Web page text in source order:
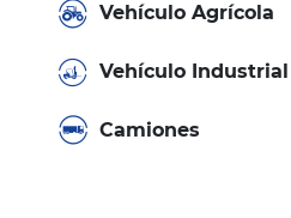
Vehículo Agrícola
Vehículo Industrial
Camiones